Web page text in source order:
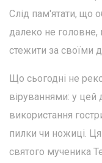
Слід пам'ятати, що
далеко не головне,
стежити за своїми
Що сьогодні не
віруваннями: у цей
використання
пилки чи ножиці.
святого мученика